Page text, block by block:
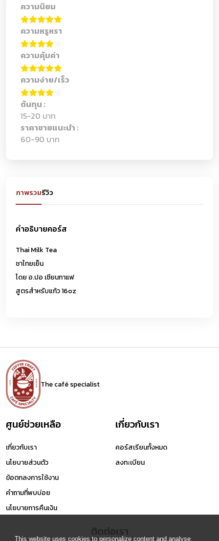
This website uses cookies to personalize content and analyse
ภาพรวมรีวิว
คำอธิบายคอร์ส
Thai Milk Tea
ชาไทยเย็น
โดย อ.ปอ เซียนกาแฟ
สูตรสำหรับแก้ว 16oz
ความนิยม
ความหรูหรา
ความคุ้มค่า
ความง่าย/เร็ว
ต้นทุน :
15-20 บาท
ราคาขายแนะนำ :
60-90 บาท
The café specialist
ศูนย์ช่วยเหลือ
เกี่ยวกับเรา
นโยบายส่วนตัว
ข้อตกลงการใช้งาน
คำถามที่พบบ่อย
นโยบายการคืนเงิน
เกี่ยวกับเรา
คอร์สเรียนทั้งหมด
ลงทะเบียน
ติดต่อเรา